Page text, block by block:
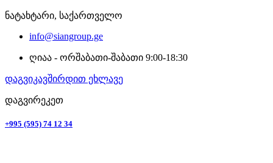
ნატახტარი, საქართველო
info@siangroup.ge
ღიაა - ორშაბათი-შაბათი 9:00-18:30
დაგვიკავშირდით ეხლავე
დაგვირეკეთ
+995 (595) 74 12 34